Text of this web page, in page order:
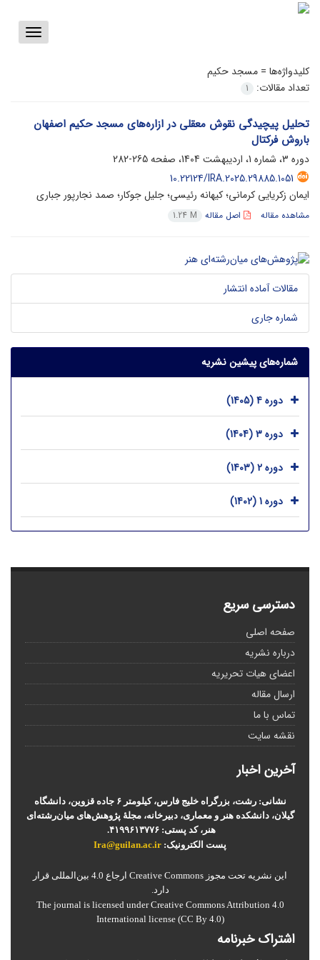
Toggle
کلیدواژه‌ها = مسجد حکیم
تعداد مقالات:
1
تحلیل پیچیدگی نقوش معقلی در ازاره‌های مسجد حکیم اصفهان
باروش فرکتال
دوره 3، شماره 1، اردیبهشت 1404، صفحه
265-282
10.22124/IRA.2025.29885.1051
ایمان زکریایی کرمانی؛ کیهانه رئیسی؛ جلیل جوکار؛ صمد نجارپور جباری
مشاهده مقاله اصل مقاله 1.24 M
مقالات آماده انتشار
شماره جاری
شماره‌های پیشین نشریه
دوره 4 (1405)
دوره 3 (1404)
دوره 2 (1403)
دوره 1 (1402)
دسترسی سریع
صفحه اصلی
درباره نشریه
اعضای هیات تحریریه
ارسال مقاله
تماس با ما
نقشه سایت
آخرین اخبار
نشانی: رشت، بزرگراه خلیج فارس، کیلومتر ۶ جاده قزوین، دانشگاه
گیلان، دانشکده هنر و معماری، دبیرخانه، مجلۀ پژوهش‌های میان‌رشته‌ای
هنر، کد پستی: ۴۱۹۹۶۱۳۷۷۶.
پست الکترونیک: Ira@guilan.ac.ir
این نشریه تحت مجوز Creative Commons ارجاع 4.0 بین‌المللی قرار
دارد.
The journal is licensed under Creative Commons Attribution 4.0
International license (CC By 4.0)
اشتراک خبرنامه